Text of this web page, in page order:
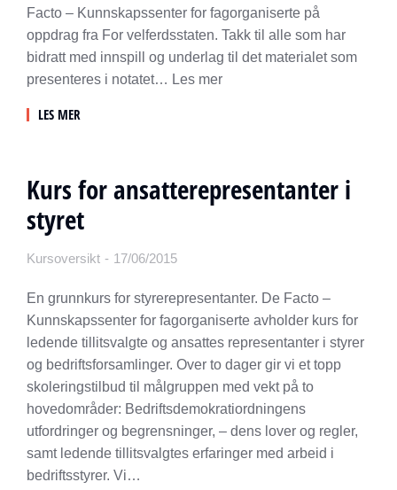
Facto – Kunnskapssenter for fagorganiserte på
oppdrag fra For velferdsstaten. Takk til alle som har
bidratt med innspill og underlag til det materialet som
presenteres i notatet… Les mer
LES MER
Kurs for ansatterepresentanter i
styret
Kursoversikt 17/06/2015
En grunnkurs for styrerepresentanter. De Facto –
Kunnskapssenter for fagorganiserte avholder kurs for
ledende tillitsvalgte og ansattes representanter i styrer
og bedriftsforsamlinger. Over to dager gir vi et topp
skoleringstilbud til målgruppen med vekt på to
hovedområder: Bedriftsdemokratiordningens
utfordringer og begrensninger, – dens lover og regler,
samt ledende tillitsvalgtes erfaringer med arbeid i
bedriftsstyrer. Vi…